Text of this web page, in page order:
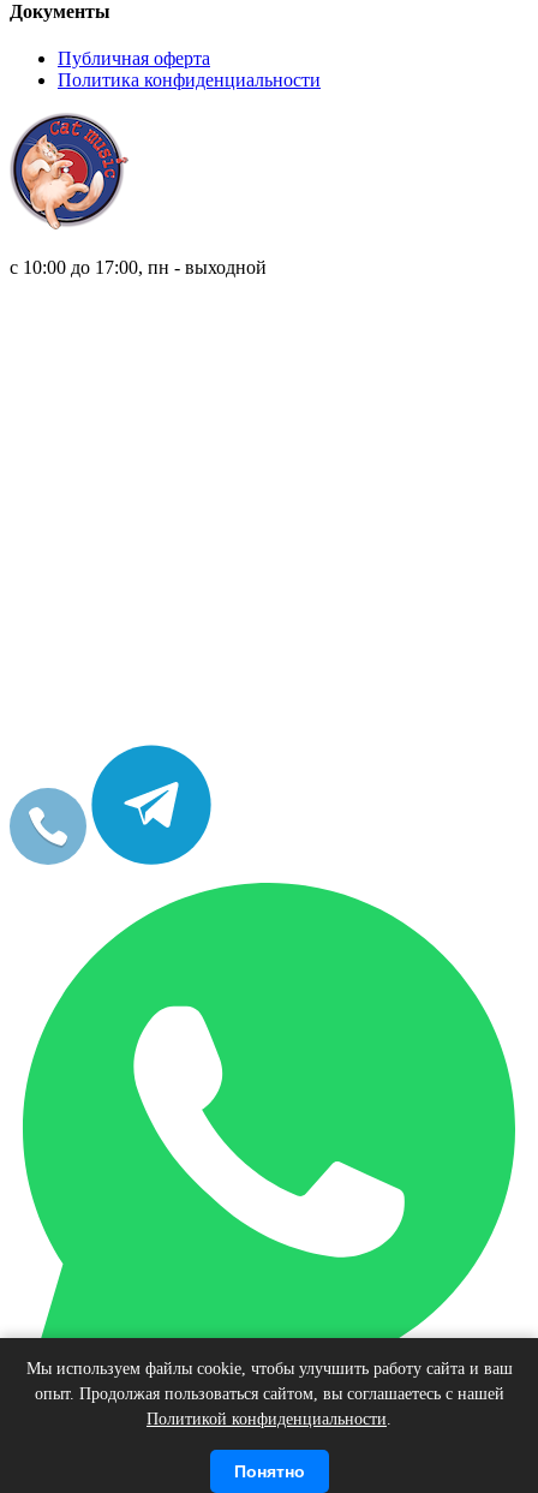
Документы
Публичная оферта
Политика конфиденциальности
с 10:00 до 17:00, пн - выходной
Наверх
© Интернет-магазин виниловых пластинок, 2026
Мы используем файлы cookie, чтобы улучшить работу сайта и ваш
опыт. Продолжая пользоваться сайтом, вы соглашаетесь с нашей
Политикой конфиденциальности.
Понятно